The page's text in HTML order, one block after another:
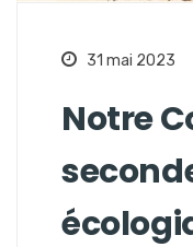
31 mai 2023
Notre